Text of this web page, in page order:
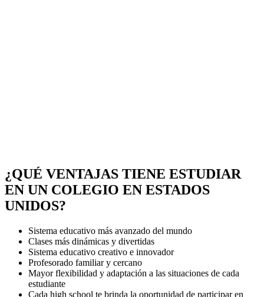
¿QUÉ VENTAJAS TIENE ESTUDIAR
EN UN COLEGIO EN ESTADOS
UNIDOS?
Sistema educativo más avanzado del mundo
Clases más dinámicas y divertidas
Sistema educativo creativo e innovador
Profesorado familiar y cercano
Mayor flexibilidad y adaptación a las situaciones de cada
estudiante
Cada high school te brinda la oportunidad de participar en